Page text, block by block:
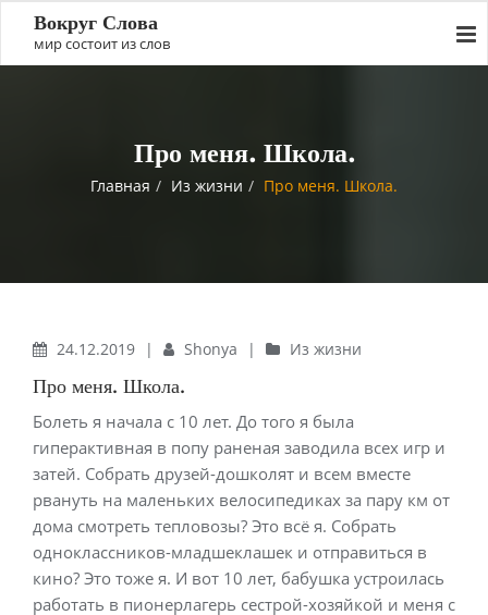
Вокруг Слова
мир состоит из слов
Про меня. Школа.
Главная Из жизни Про меня. Школа.
24.12.2019 | Shonya | Из жизни
Про меня. Школа.
Болеть я начала с 10 лет. До того я была
гиперактивная в попу раненая заводила всех игр и
затей. Собрать друзей-дошколят и всем вместе
рвануть на маленьких велосипедиках за пару км от
дома смотреть тепловозы? Это всё я. Собрать
одноклассников-младшеклашек и отправиться в
кино? Это тоже я. И вот 10 лет, бабушка устроилась
работать в пионерлагерь сестрой-хозяйкой и меня с